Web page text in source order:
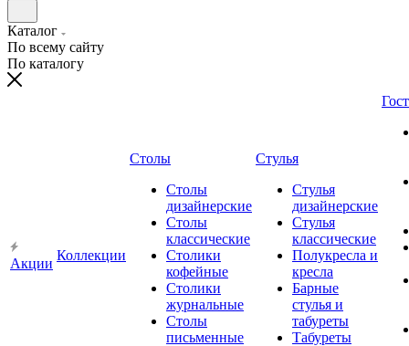
Каталог
По всему сайту
По каталогу
Акции
Коллекции
Столы
Столы
дизайнерские
Столы
классические
Столики
кофейные
Столики
журнальные
Столы
письменные
Стулья
Стулья
дизайнерские
Стулья
классические
Полукресла и
кресла
Барные
стулья и
табуреты
Табуреты